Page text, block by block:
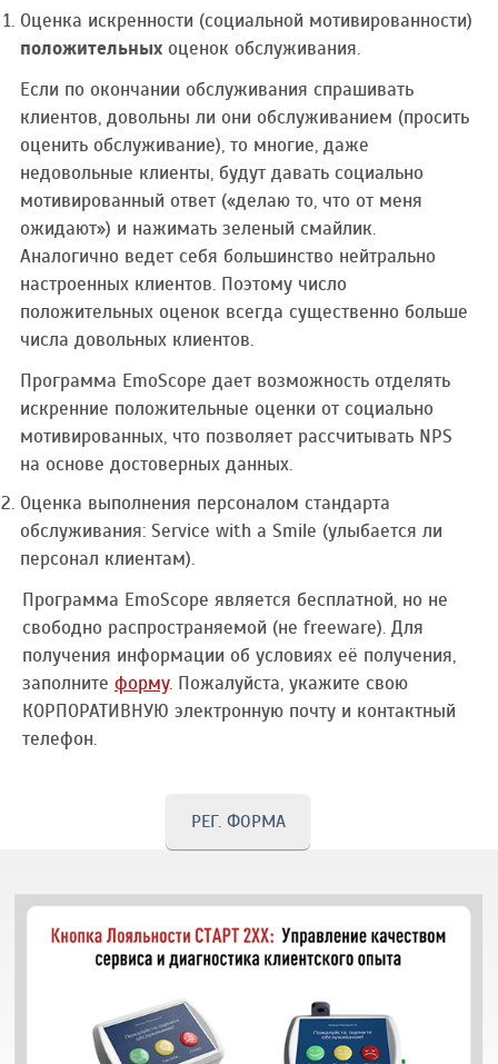
Оценка искренности (социальной мотивированности)
положительных оценок обслуживания.
Если по окончании обслуживания спрашивать
клиентов, довольны ли они обслуживанием (просить
оценить обслуживание), то многие, даже
недовольные клиенты, будут давать социально
мотивированный ответ («делаю то, что от меня
ожидают») и нажимать зеленый смайлик.
Аналогично ведет себя большинство нейтрально
настроенных клиентов. Поэтому число
положительных оценок всегда существенно больше
числа довольных клиентов.
Программа EmoScope дает возможность отделять
искренние положительные оценки от социально
мотивированных, что позволяет рассчитывать NPS
на основе достоверных данных.
Оценка выполнения персоналом стандарта
обслуживания: Service with a Smile (улыбается ли
персонал клиентам).
Программа EmoScope является бесплатной, но не
свободно распространяемой (не freeware). Для
получения информации об условиях её получения,
заполните форму. Пожалуйста, укажите свою
КОРПОРАТИВНУЮ электронную почту и контактный
телефон.
РЕГ. ФОРМА